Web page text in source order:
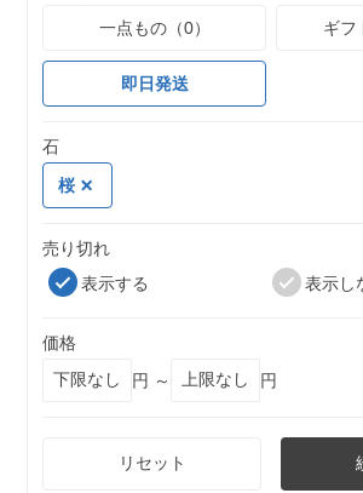
一点もの（0）
ギフ
即日発送
石
桜
売り切れ
表示する
表示し
価格
円 ～
円
リセット